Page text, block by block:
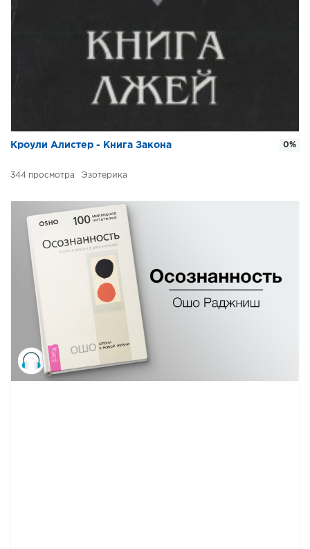
Кроули Алистер - Книга Закона
344 Эзотерика
0%